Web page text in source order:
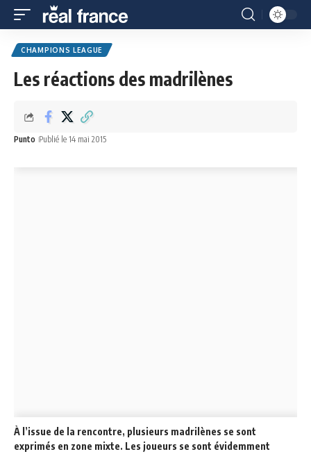
CHAMPIONS LEAGUE
Les réactions des madrilènes
Punto Publié le 14 mai 2015
À l’issue de la rencontre, plusieurs madrilènes se sont
exprimés en zone mixte. Les joueurs se sont évidemment